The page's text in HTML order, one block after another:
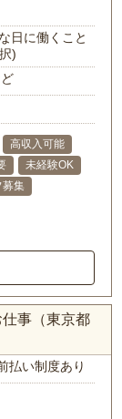
日に働くこと
)
高収入可能
未経験OK
募集
事（東京都
払い制度あり